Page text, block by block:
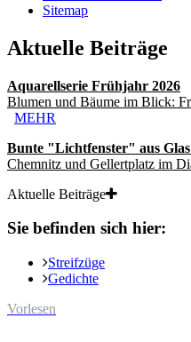
Sitemap
Aktuelle Beiträge
Aquarellserie Frühjahr 2026
Blumen und Bäume im Blick:
MEHR
Bunte "Lichtfenster" aus
Chemnitz und Gellertplatz im
Aktuelle Beiträge
Sie befinden sich hier:
Streifzüge
Gedichte
Vorlesen